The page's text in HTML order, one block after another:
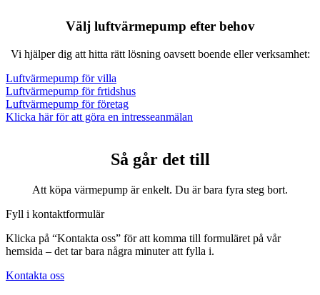
Välj luftvärmepump efter behov
Vi hjälper dig att hitta rätt lösning oavsett boende eller verksamhet:
Luftvärmepump för villa
Luftvärmepump för frtidshus
Luftvärmepump för företag
Klicka här för att göra en intresseanmälan
Så går det till
Att köpa värmepump är enkelt. Du är bara fyra steg bort.
Fyll i kontaktformulär
Klicka på “Kontakta oss” för att komma till formuläret på vår
hemsida – det tar bara några minuter att fylla i.
Kontakta oss